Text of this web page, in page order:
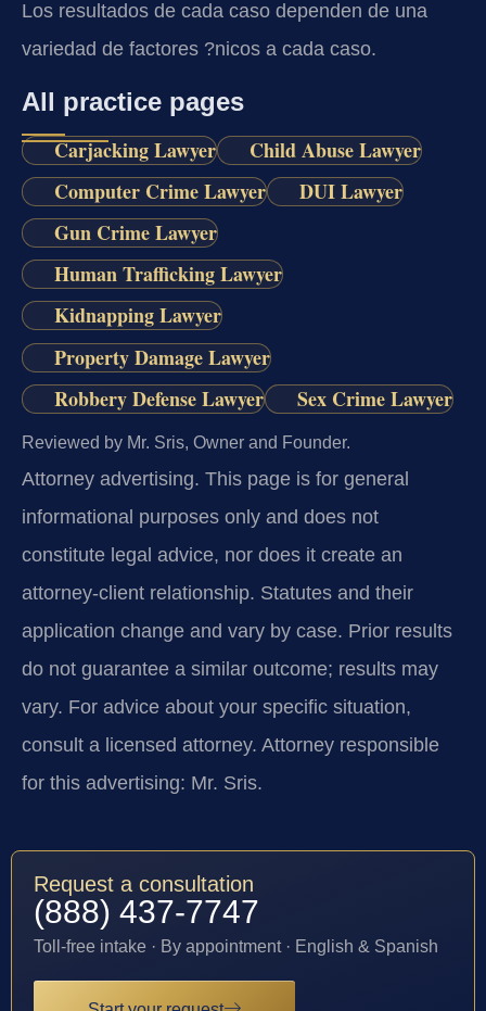
Los resultados de cada caso dependen de una
variedad de factores ?nicos a cada caso.
All practice pages
Carjacking Lawyer
Child Abuse Lawyer
Computer Crime Lawyer
DUI Lawyer
Gun Crime Lawyer
Human Trafficking Lawyer
Kidnapping Lawyer
Property Damage Lawyer
Robbery Defense Lawyer
Sex Crime Lawyer
Reviewed by Mr. Sris, Owner and Founder.
Attorney advertising. This page is for general
informational purposes only and does not
constitute legal advice, nor does it create an
attorney-client relationship. Statutes and their
application change and vary by case. Prior results
do not guarantee a similar outcome; results may
vary. For advice about your specific situation,
consult a licensed attorney. Attorney responsible
for this advertising: Mr. Sris.
Request a consultation
(888) 437-7747
Toll-free intake · By appointment · English & Spanish